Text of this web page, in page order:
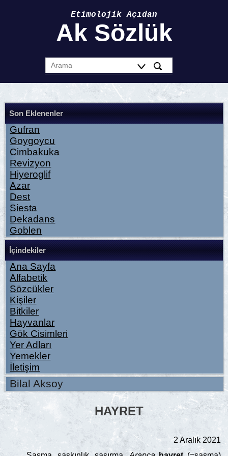
Ak Sözlük
Etimolojik Açıdan
Son Eklenenler
Gufran
Goygoycu
Cimbakuka
Revizyon
Hiyeroglif
Azar
Dest
Siesta
Dekadans
Goblen
İçindekiler
Ana Sayfa
Alfabetik
Sözcükler
Kişiler
Bitkiler
Hayvanlar
Gök Cisimleri
Yer Adları
Yemekler
İletişim
Bilal Aksoy
HAYRET
2 Aralık 2021